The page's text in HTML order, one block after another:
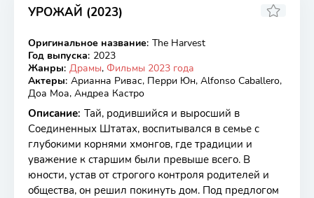
УРОЖАЙ (2023)
WEB-DL
7.2
Оригинальное название: The Harvest
Год выпуска: 2023
Жанры: Драмы, Фильмы 2023 года
Актеры: Арианна Ривас, Перри Юн, Alfonso Caballero,
Доа Моа, Андреа Кастро
Описание: Тай, родившийся и выросший в
Соединенных Штатах, воспитывался в семье с
глубокими корнями хмонгов, где традиции и
уважение к старшим были превыше всего. В
юности, устав от строгого контроля родителей и
общества, он решил покинуть дом. Под предлогом